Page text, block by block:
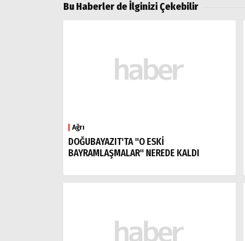
Bu Haberler de İlginizi Çekebilir
Ağrı
DOĞUBAYAZIT'TA "O ESKİ
BAYRAMLAŞMALAR" NEREDE KALDI